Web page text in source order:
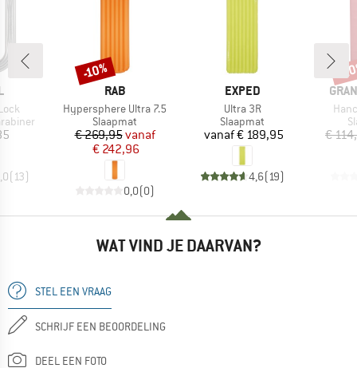
(13)
MERK
RAB
Artikel
Hypersphere Ultra 7.5
Productgroep
Slaapmat
Prijs
€ 269,95Verlaagde prijs
vanaf
€ 242,96
0,0(0)
Korting
-10%
MERK
EXPED
Artikel
Ultra 3R
Productgroep
Slaapmat
Prijs
vanaf€ 189,95
4,6(19)
€
-
WAT VIND JE DAARVAN?
STEL EEN VRAAG
SCHRIJF EEN BEOORDELING
DEEL EEN FOTO